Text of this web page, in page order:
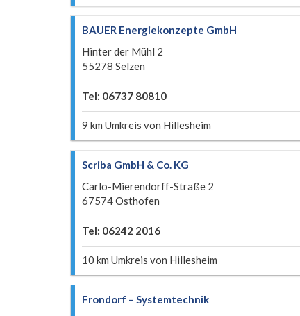
BAUER Energiekonzepte GmbH
Hinter der Mühl 2
55278 Selzen
Tel: 06737 80810
9 km Umkreis von Hillesheim
Scriba GmbH & Co. KG
Carlo-Mierendorff-Straße 2
67574 Osthofen
Tel: 06242 2016
10 km Umkreis von Hillesheim
Frondorf – Systemtechnik